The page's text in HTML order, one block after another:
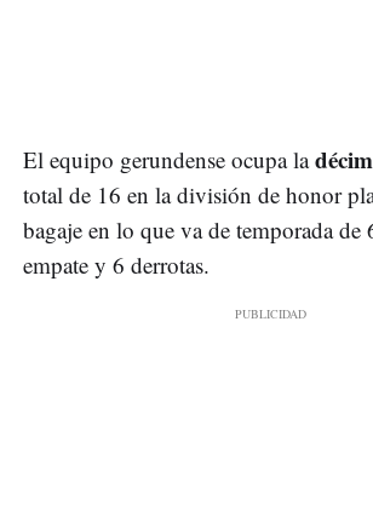
El equipo gerundense ocupa la
total de 16 en la división de honor
bagaje en lo que va de temporada de
empate y 6 derrotas.